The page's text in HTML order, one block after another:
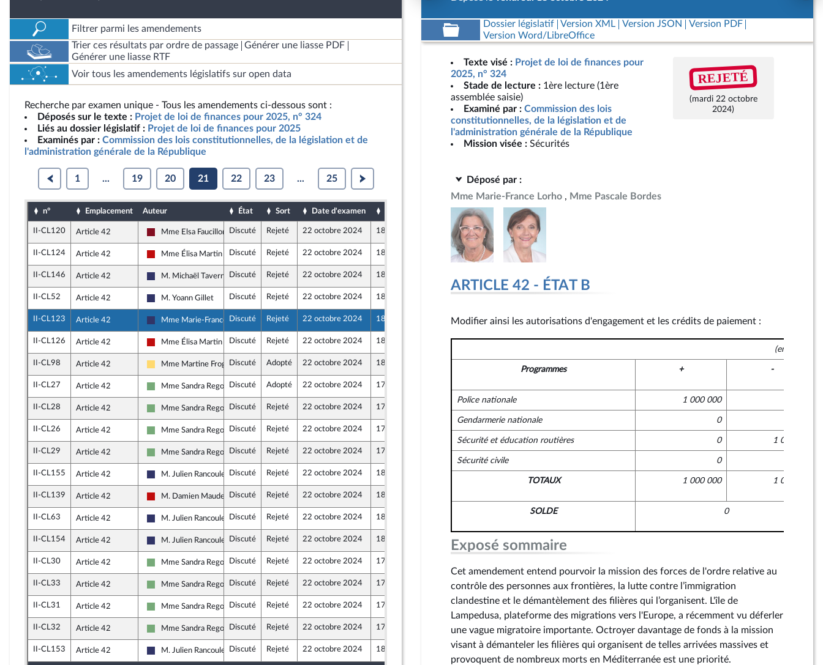
Filtrer parmi les amendements
Trier ces résultats par ordre de passage
Générer une liasse PDF
Générer une liasse RTF
Voir tous les amendements législatifs sur open data
Recherche par examen unique - Tous les amendements ci-dessous sont :
Déposés sur le texte : Projet de loi de finances pour 2025, n° 324
Liés au dossier législatif : Projet de loi de finances pour 2025
Examinés par : Commission des lois constitutionnelles, de la législation et de
l'administration générale de la République
1 ... 19 20 21 22 23 ... 25
n° Emplacement Auteur État Sort Date d'examen
II-CL120 Article 42
Gauche Démocrate et Républicaine
Mme Elsa Faucillon Discuté Rejeté 22 octobre 2024 18 octobre 2024
II-CL124 Article 42
La France insoumise - Nouveau Front Populaire
Mme Élisa Martin Discuté Rejeté 22 octobre 2024 18 octobre 2024
II-CL146 Article 42
Rassemblement National
M. Michaël Taverne Discuté Rejeté 22 octobre 2024 18 octobre 2024
II-CL52 Article 42
Rassemblement National
M. Yoann Gillet Discuté Rejeté 22 octobre 2024 18 octobre 2024
II-CL123 Article 42
Rassemblement National
Mme Marie-France Lorho
Discuté Rejeté 22 octobre 2024 18 octobre 2024
II-CL126 Article 42
La France insoumise - Nouveau Front Populaire
Mme Élisa Martin Discuté Rejeté 22 octobre 2024 18 octobre 2024
II-CL98 Article 42
Libertés, Indépendants, Outre-mer et Territoires
Mme Martine FrogerDiscuté Adopté 22 octobre 2024 18 octobre 2024
II-CL27 Article 42
Écologiste et Social
Mme Sandra Regol Discuté Adopté 22 octobre 2024 17 octobre 2024
II-CL28 Article 42
Écologiste et Social
Mme Sandra Regol Discuté Rejeté 22 octobre 2024 17 octobre 2024
II-CL26 Article 42
Écologiste et Social
Mme Sandra Regol Discuté Rejeté 22 octobre 2024 17 octobre 2024
II-CL29 Article 42
Écologiste et Social
Mme Sandra Regol Discuté Rejeté 22 octobre 2024 17 octobre 2024
II-CL155 Article 42
Rassemblement National
M. Julien Rancoule Discuté Rejeté 22 octobre 2024 18 octobre 2024
II-CL139 Article 42
La France insoumise - Nouveau Front Populaire
M. Damien Maudet Discuté Rejeté 22 octobre 2024 18 octobre 2024
II-CL63 Article 42
Rassemblement National
M. Julien Rancoule Discuté Rejeté 22 octobre 2024 18 octobre 2024
II-CL154 Article 42
Rassemblement National
M. Julien Rancoule Discuté Rejeté 22 octobre 2024 18 octobre 2024
II-CL30 Article 42
Écologiste et Social
Mme Sandra Regol Discuté Rejeté 22 octobre 2024 17 octobre 2024
II-CL33 Article 42
Écologiste et Social
Mme Sandra Regol Discuté Rejeté 22 octobre 2024 17 octobre 2024
II-CL31 Article 42
Écologiste et Social
Mme Sandra Regol Discuté Rejeté 22 octobre 2024 17 octobre 2024
II-CL32 Article 42
Écologiste et Social
Mme Sandra Regol Discuté Rejeté 22 octobre 2024 17 octobre 2024
II-CL153 Article 42
Rassemblement National
M. Julien Rancoule Discuté Rejeté 22 octobre 2024 18 octobre 2024
Dossier législatif Version XML Version JSON
Version PDF
Version Word/LibreOffice
Texte visé : Projet de loi de finances pour
2025, n° 324
Stade de lecture : 1ère lecture (1ère
assemblée saisie)
Examiné par : Commission des lois
constitutionnelles, de la législation et de
l'administration générale de la République
Mission visée : Sécurités
REJETÉ
(mardi 22 octobre
2024)
Déposé par :
Mme Marie-France Lorho
Mme Pascale Bordes
ARTICLE 42 - ÉTAT B
Modifier ainsi les autorisations d'engagement et les crédits de paiement :
(en euros)
Programmes + -
Police nationale 1 000 000
Gendarmerie nationale 0
Sécurité et éducation routières 0 1 000 000
Sécurité civile 0
TOTAUX 1 000 000 1 000 000
SOLDE 0
Exposé sommaire
Cet amendement entend pourvoir la mission des forces de l'ordre relative au
contrôle des personnes aux frontières, la lutte contre l’immigration
clandestine et le démantèlement des filières qui l’organisent. L'île de
Lampedusa, plateforme des migrations vers l'Europe, a récemment vu déferler
une vague migratoire importante. Octroyer davantage de fonds à la mission
visant à démanteler les filières qui organisent de telles arrivées massives et
provoquent de nombreux morts en Méditerranée est une priorité.